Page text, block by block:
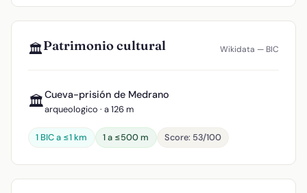
🏛️Patrimonio cultural Wikidata — BIC
🏛️Cueva-prisión de Medrano
arqueologico · a 126 m
1 BIC a ≤1 km 1 a ≤500 m Score: 53/100